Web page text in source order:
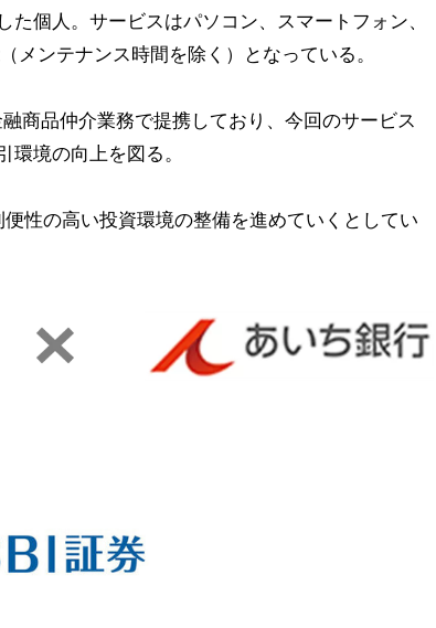
個人。サービスはパソコン、スマートフォン、
メンテナンス時間を除く）となっている。
商品仲介業務で提携しており、今回のサービス
境の向上を図る。
性の高い投資環境の整備を進めていくとしてい